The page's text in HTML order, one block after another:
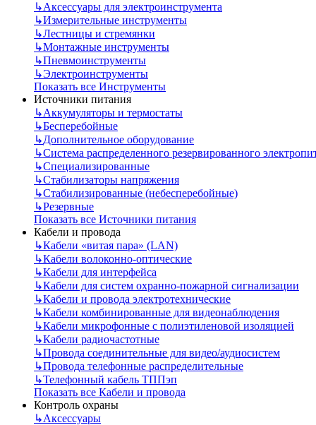
↳Аксессуары для электроинструмента
↳Измерительные инструменты
↳Лестницы и стремянки
↳Монтажные инструменты
↳Пневмоинструменты
↳Электроинструменты
Показать все Инструменты
Источники питания
↳Аккумуляторы и термостаты
↳Бесперебойные
↳Дополнительное оборудование
↳Система распределенного резервированного
↳Специализированные
↳Стабилизаторы напряжения
↳Стабилизированные (небесперебойные)
↳Резервные
Показать все Источники питания
Кабели и провода
↳Кабели «витая пара» (LAN)
↳Кабели волоконно-оптические
↳Кабели для интерфейса
↳Кабели для систем охранно-пожарной сигнализации
↳Кабели и провода электротехнические
↳Кабели комбинированные для видеонаблюдения
↳Кабели микрофонные с полиэтиленовой изоляцией
↳Кабели радиочастотные
↳Провода соединительные для видео/аудиосистем
↳Провода телефонные распределительные
↳Телефонный кабель ТППэп
Показать все Кабели и провода
Контроль охраны
↳Аксессуары